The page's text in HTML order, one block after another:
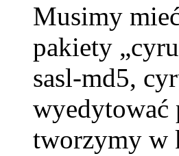
Musimy
pakiety
sasl-md5,
wyedytować
tworzymy w